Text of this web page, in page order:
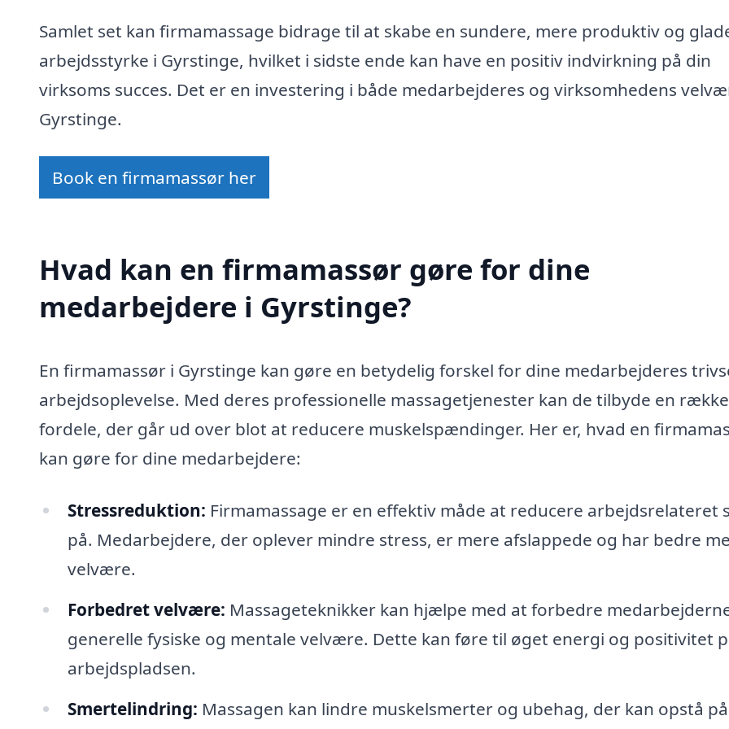
Samlet set kan firmamassage bidrage til at skabe en sundere, mere produktiv og
arbejdsstyrke i Gyrstinge, hvilket i sidste ende kan have en positiv indvirkning på din
virksoms succes. Det er en investering i både medarbejderes og virksomhedens
Gyrstinge.
Book en firmamassør her
Hvad kan en firmamassør gøre for dine
medarbejdere i Gyrstinge?
En firmamassør i Gyrstinge kan gøre en betydelig forskel for dine medarbejderes
arbejdsoplevelse. Med deres professionelle massagetjenester kan de tilbyde en række
fordele, der går ud over blot at reducere muskelspændinger. Her er, hvad en
kan gøre for dine medarbejdere:
Stressreduktion: Firmamassage er en effektiv måde at reducere arbejdsrelateret
på. Medarbejdere, der oplever mindre stress, er mere afslappede og har bedre
velvære.
Forbedret velvære: Massageteknikker kan hjælpe med at forbedre
generelle fysiske og mentale velvære. Dette kan føre til øget energi og positivitet
arbejdspladsen.
Smertelindring: Massagen kan lindre muskelsmerter og ubehag, der kan opstå på